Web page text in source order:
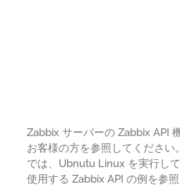
Zabbix サーバーの Zabbix API
お客様の方を参照してください
では、Ubnutu Linux を実行し
使用する Zabbix API の例を参照